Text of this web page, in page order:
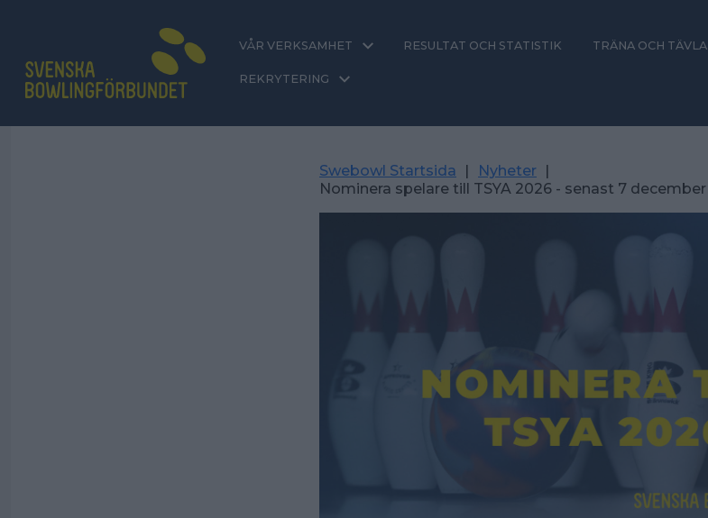
VÅR VERKSAMHET RESULTAT OCH STATISTIK TRÄNA OCH TÄVLA
REKRYTERING
Swebowl Startsida | Nyheter |
Nominera spelare till TSYA 2026 - senast 7 december